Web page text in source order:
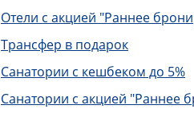
Отели с акцией "Раннее
Трансфер в подарок
Санатории с кешбеком до 5%
Санатории с акцией "Раннее